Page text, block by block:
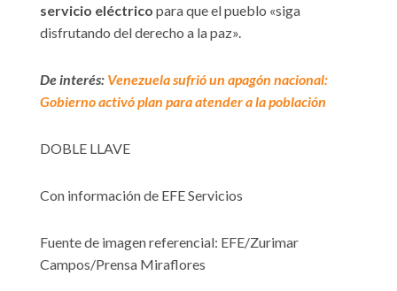
servicio eléctrico para que el pueblo «siga
disfrutando del derecho a la paz».
De interés: Venezuela sufrió un apagón nacional:
Gobierno activó plan para atender a la población
DOBLE LLAVE
Con información de EFE Servicios
Fuente de imagen referencial: EFE/Zurimar
Campos/Prensa Miraflores